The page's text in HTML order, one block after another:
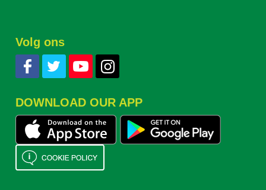
Volg ons
DOWNLOAD OUR APP